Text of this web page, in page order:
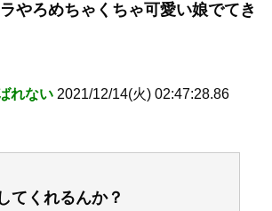
やろめちゃくちゃ可愛い娘でてき
れない 2021/12/14(火) 02:47:28.86
てくれるんか？